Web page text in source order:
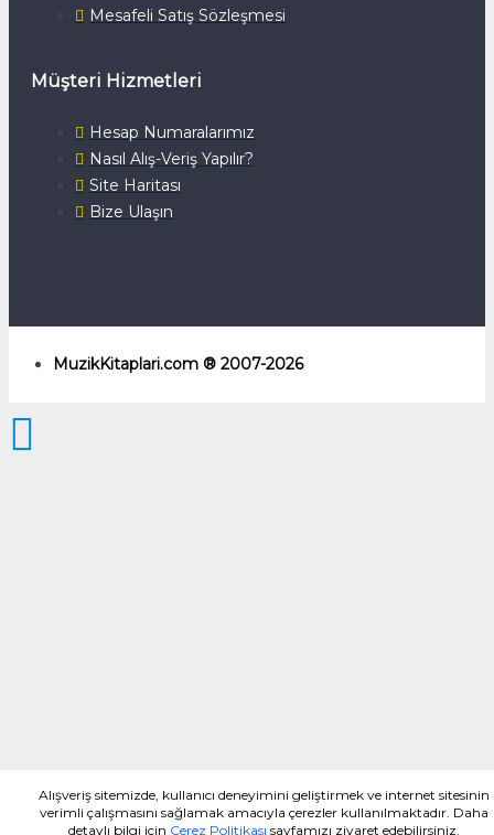
Mesafeli Satış Sözleşmesi
Müşteri Hizmetleri
Hesap Numaralarımız
Nasıl Alış-Veriş Yapılır?
Site Haritası
Bize Ulaşın
MuzikKitaplari.com ® 2007-2026
Alışveriş sitemizde, kullanıcı deneyimini geliştirmek ve internet sitesinin
verimli çalışmasını sağlamak amacıyla çerezler kullanılmaktadır. Daha
detaylı bilgi için Çerez Politikası sayfamızı ziyaret edebilirsiniz.